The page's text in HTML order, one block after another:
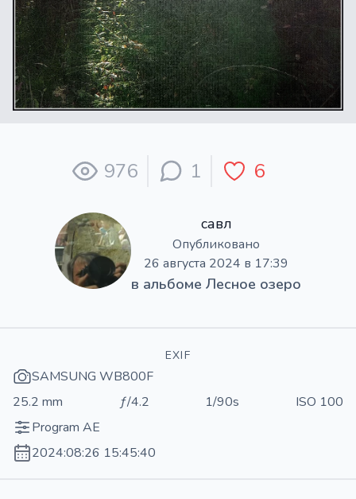
976 1 6
савл
Опубликовано
26 августа 2024 в 17:39
в альбоме Лесное озеро
EXIF
SAMSUNG WB800F
25.2 mm
ƒ/4.2 1/90s
ISO 100
Program AE
2024:08:26 15:45:40